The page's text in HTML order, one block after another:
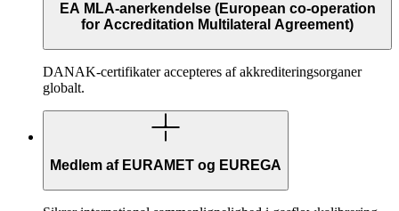
EA MLA-anerkendelse (European co-operation
for Accreditation Multilateral Agreement)
DANAK-certifikater accepteres af akkrediteringsorganer
globalt.
Medlem af EURAMET og EUREGA